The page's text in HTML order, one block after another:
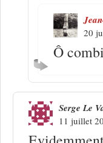
20
Ô
Serge Le
11 juillet